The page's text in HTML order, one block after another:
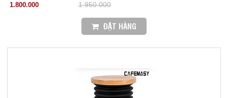
1.800.000 1.950.000
ĐẶT HÀNG